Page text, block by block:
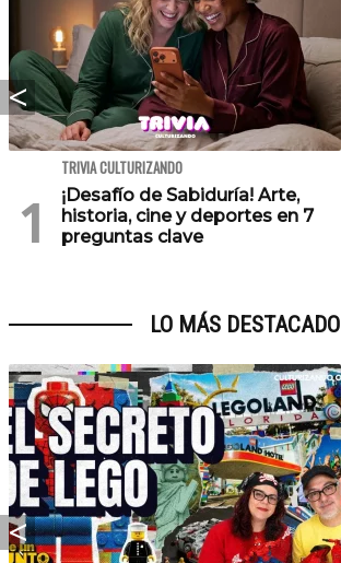
TRIVIA CULTURIZANDO
¡Desafío de Sabiduría! Arte,
historia, cine y deportes en 7
preguntas clave
LO MÁS DESTACADO